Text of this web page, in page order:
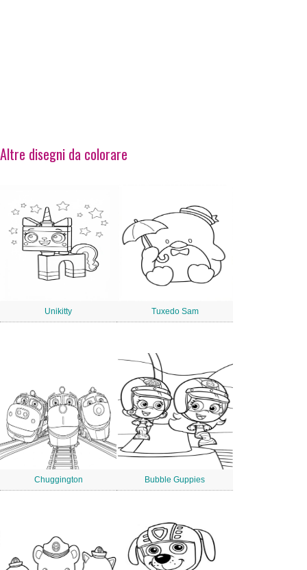
Altre disegni da colorare
Unikitty Tuxedo Sam
Chuggington Bubble Guppies